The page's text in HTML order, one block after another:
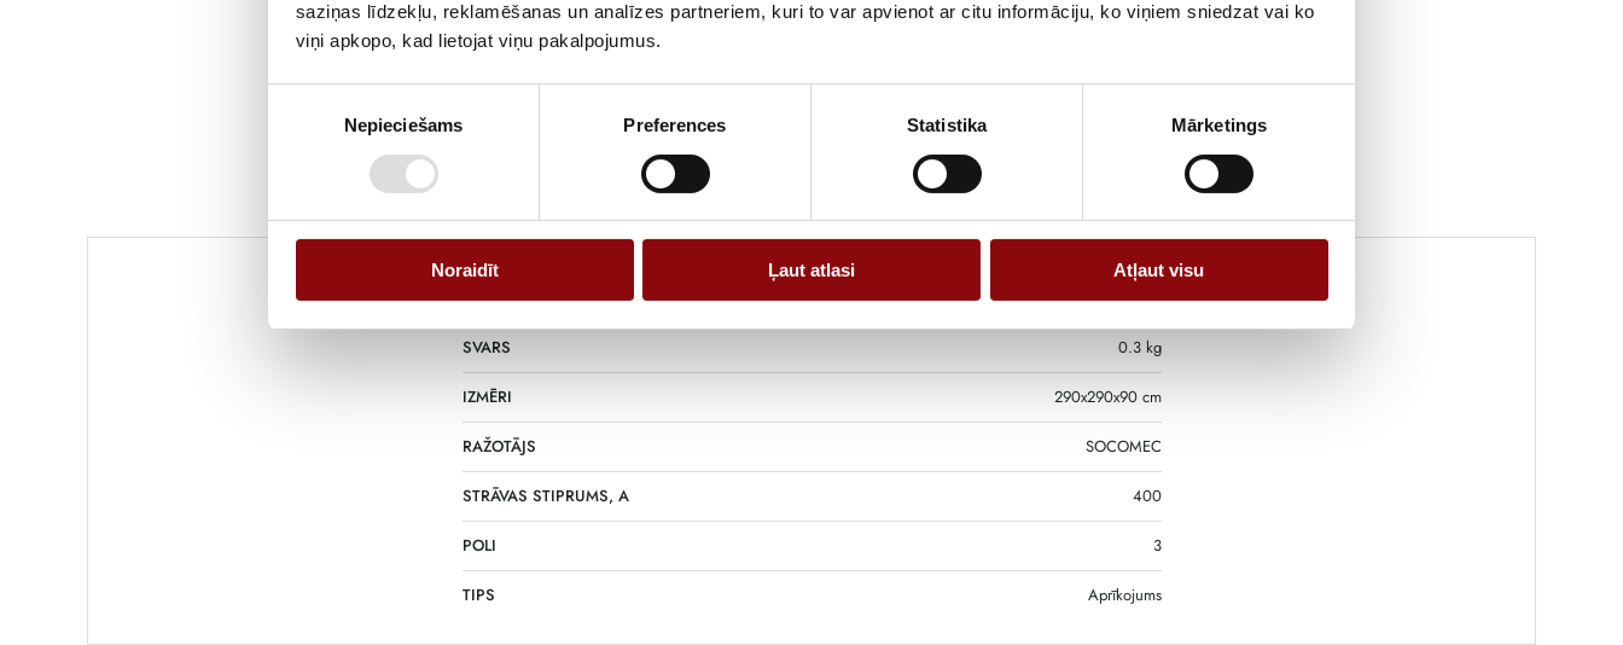
saziņas līdzekļu, reklamēšanas un analīzes partneriem, kuri to var apvienot ar citu informāciju, ko viņiem sniedzat vai ko
viņi apkopo, kad lietojat viņu pakalpojumus.
Nepieciešams Preferences Statistika Mārketings
Noraidīt Ļaut atlasi Atļaut visu
Informācija
SVARS 0.3 kg
IZMĒRI 290x290x90 cm
RAŽOTĀJS SOCOMEC
STRĀVAS STIPRUMS, A 400
POLI 3
TIPS Aprīkojums